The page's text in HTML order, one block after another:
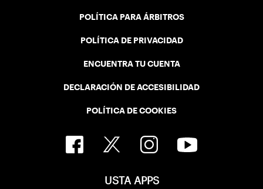
POLÍTICA PARA ÁRBITROS
POLÍTICA DE PRIVACIDAD
ENCUENTRA TU CUENTA
DECLARACIÓN DE ACCESIBILIDAD
POLÍTICA DE COOKIES
USTA APPS